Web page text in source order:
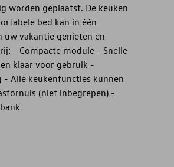
worden geplaatst. De keuken
bed kan in één
vakantie genieten en
- Compacte module - Snelle
klaar voor gebruik -
Alle keukenfuncties kunnen
(niet inbegrepen) -